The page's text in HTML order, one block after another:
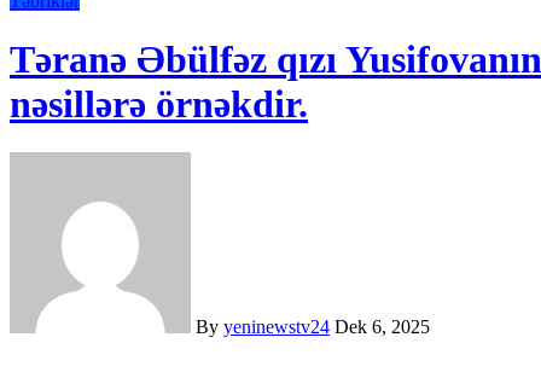
Təranə Əbülfəz qızı
nəsillərə örnəkdir.
By yeninewstv24 Dek 6, 2025